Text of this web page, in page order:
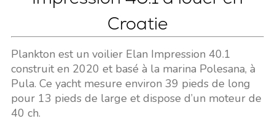
Croatie
Plankton est un voilier Elan Impression 40.1
construit en 2020 et basé à la marina Polesana, à
Pula. Ce yacht mesure environ 39 pieds de long
pour 13 pieds de large et dispose d’un moteur de
40 ch.